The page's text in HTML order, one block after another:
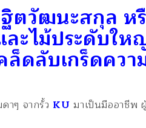
วัฒนะสกุล ห
ะไม้ประดับใ
ล็ดลับเกร็ดควา
าๆ จากรั้ว KU มาเป็นมืออาชีพ